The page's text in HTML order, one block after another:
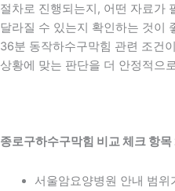
절차로 진행되는지, 어떤 자료가
달라질 수 있는지 확인하는 것이
36분 동작하수구막힘 관련 조건
상황에 맞는 판단을 더 안정적으
종로구하수구막힘 비교 체크 항
서울암요양병원 안내 범